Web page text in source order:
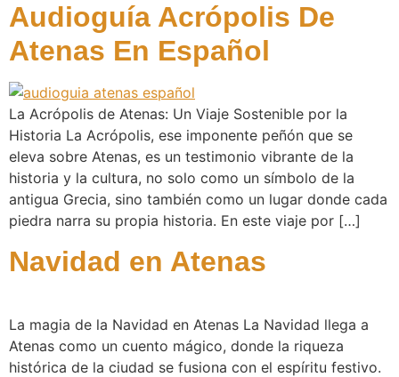
Audioguía Acrópolis De
Atenas En Español
La Acrópolis de Atenas: Un Viaje Sostenible por la
Historia La Acrópolis, ese imponente peñón que se
eleva sobre Atenas, es un testimonio vibrante de la
historia y la cultura, no solo como un símbolo de la
antigua Grecia, sino también como un lugar donde cada
piedra narra su propia historia. En este viaje por […]
Navidad en Atenas
La magia de la Navidad en Atenas La Navidad llega a
Atenas como un cuento mágico, donde la riqueza
histórica de la ciudad se fusiona con el espíritu festivo.